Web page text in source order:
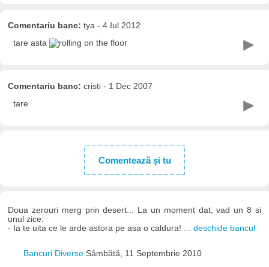
Comentariu banc: tya - 4 Iul 2012
tare asta
Comentariu banc: cristi - 1 Dec 2007
tare
Comentează și tu
Doua zerouri merg prin desert... La un moment dat, vad un 8 si
unul zice:
- Ia te uita ce le arde astora pe asa o caldura!
... deschide bancul
Bancuri Diverse Sâmbătă, 11 Septembrie 2010